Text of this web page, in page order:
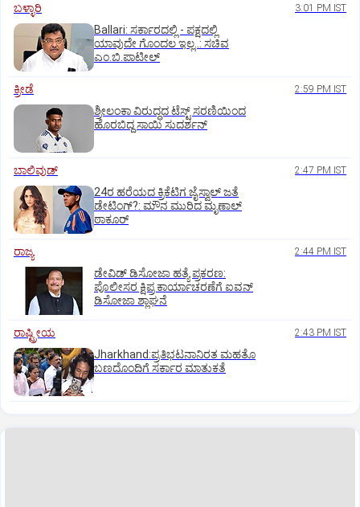
ಬಳ್ಳಾರಿ 3:01 PM IST
Ballari: ಸರ್ಕಾರದಲ್ಲಿ - ಪಕ್ಷದಲ್ಲಿ
ಯಾವುದೇ ಗೊಂದಲ ಇಲ್ಲ..: ಸಚಿವ
ಎಂ.ಬಿ.ಪಾಟೀಲ್
ಕ್ರೀಡೆ 2:59 PM IST
ಶ್ರೀಲಂಕಾ ವಿರುದ್ಧದ ಟೆಸ್ಟ್ ಸರಣಿಯಿಂದ
ಹೊರಬಿದ್ದ ಸಾಯಿ ಸುದರ್ಶನ್
ಬಾಲಿವುಡ್‌ 2:47 PM IST
24ರ ಹರೆಯದ ಕ್ರಿಕೆಟಿಗ ಜೈಸ್ವಾಲ್‌ ಜತೆ
ಡೇಟಿಂಗ್?:‌ ಮೌನ ಮುರಿದ ಮೃಣಾಲ್‌
ಠಾಕೂರ್
ರಾಜ್ಯ 2:44 PM IST
ಡೇವಿಡ್ ಡಿಸೋಜಾ ಹತ್ಯೆ ಪ್ರಕರಣ:
ಪೊಲೀಸರ ಕ್ಷಿಪ್ರ ಕಾರ್ಯಾಚರಣೆಗೆ ಐವನ್
ಡಿಸೋಜಾ ಶ್ಲಾಘನೆ
ರಾಷ್ಟ್ರೀಯ 2:43 PM IST
Jharkhand:ಪ್ರತಿಭಟನಾನಿರತ ಮಹತೊ
ಬಣದೊಂದಿಗೆ ಸರ್ಕಾರ ಮಾತುಕತೆ